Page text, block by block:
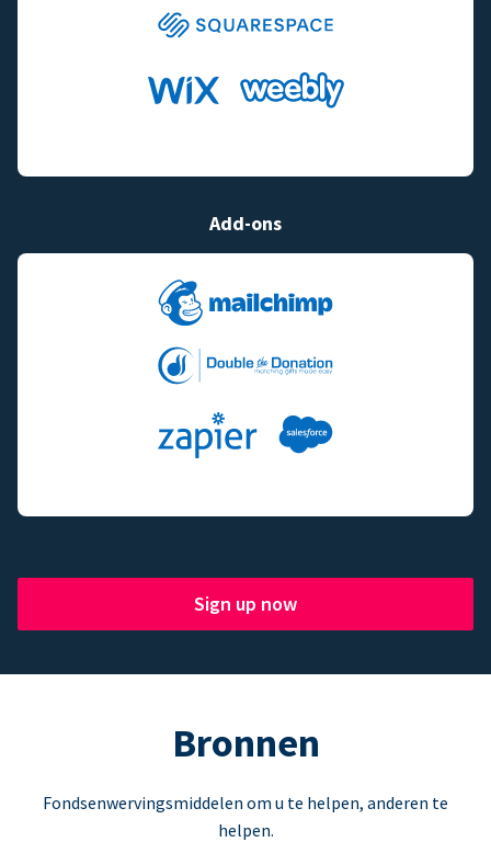
Add-ons
Sign up now
Bronnen
Fondsenwervingsmiddelen om u te helpen, anderen te
helpen.